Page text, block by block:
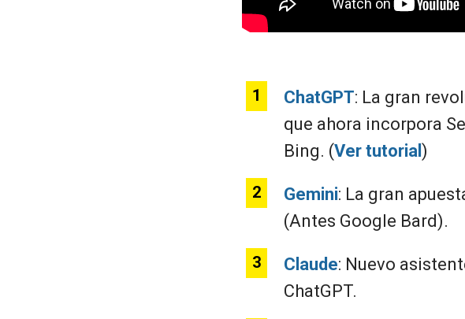
ChatGPT: La gran
que ahora incorpora
Bing. (Ver tutorial )
Gemini: La gran
(Antes Google Bard).
Claude: Nuevo
ChatGPT.